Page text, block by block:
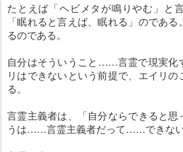
たとえば「ヘビメタが鳴りやむ」と
「眠れると言えば、眠れる」のであ
るのである。
自分はそういうこと……言霊で現実化
リはできないという前提で、エイリ
る。
言霊主義者は、「自分ならできると思
うは……言霊主義者だって……できない